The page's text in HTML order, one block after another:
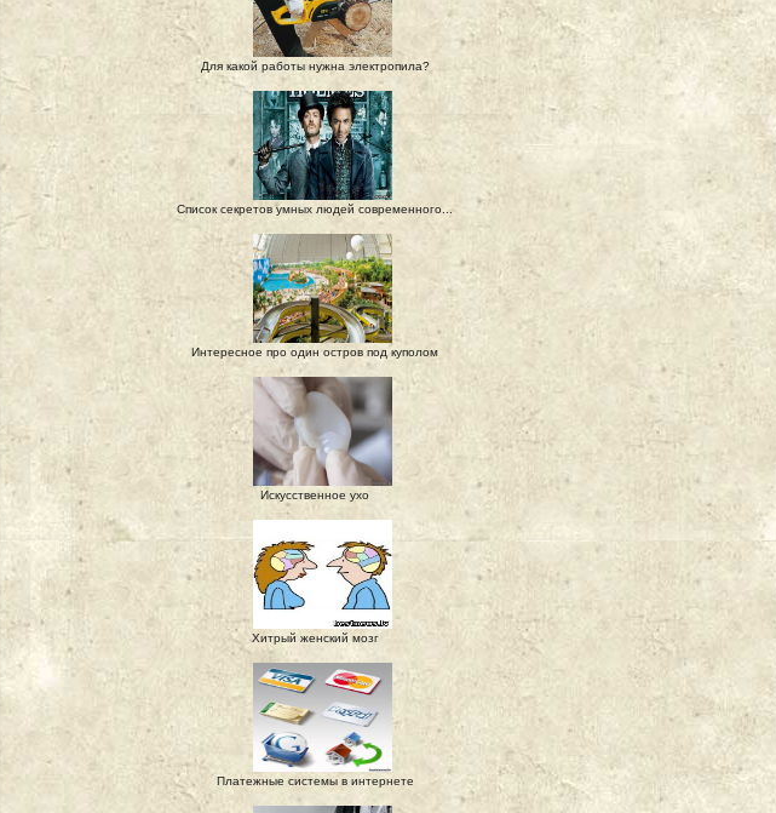
Для какой работы нужна электропила?
Список секретов умных людей современного...
Интересное про один остров под куполом
Искусственное ухо
Хитрый женский мозг
Платежные системы в интернете